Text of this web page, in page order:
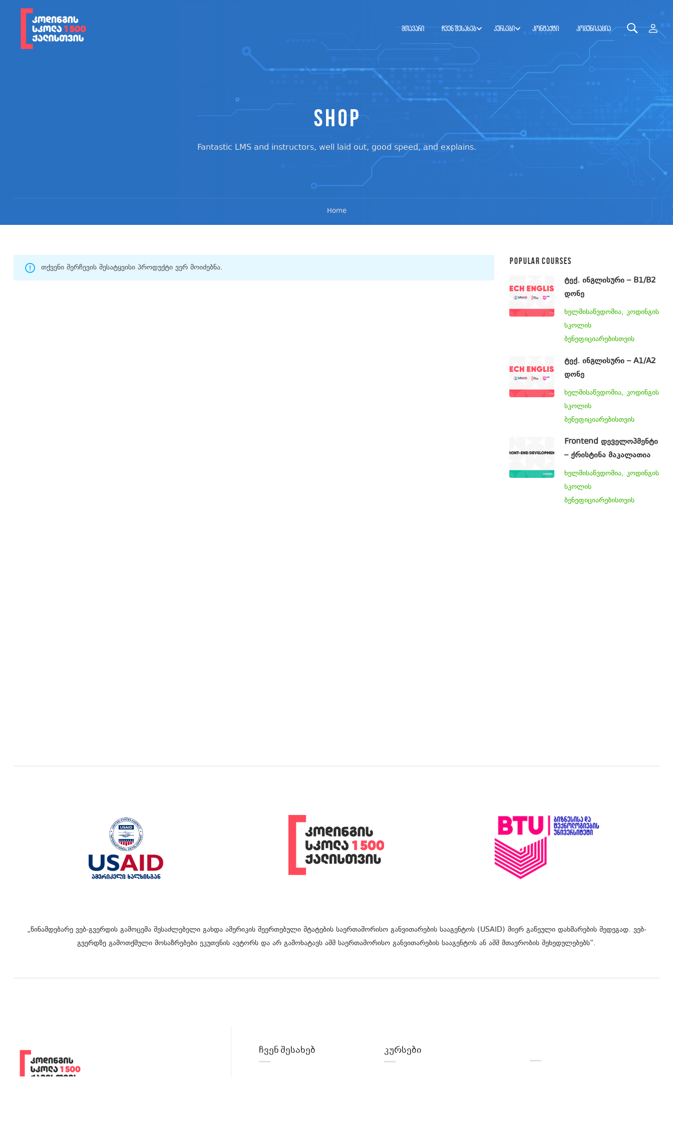
მთავარი ჩვენ შესახებ კურსები კონტაქტი კომუნიკაცია
Shop
Fantastic LMS and instructors, well laid out, good speed, and explains.
Home
თქვენი შერჩევის შესატყვისი პროდუქტი ვერ მოიძებნა.
POPULAR COURSES
ტექ. ინგლისური – B1/B2
დონე
ხელმისაწვდომია, კოდინგის
სკოლის
ბენეფიციარებისთვის
ტექ. ინგლისური – A1/A2
დონე
ხელმისაწვდომია, კოდინგის
სკოლის
ბენეფიციარებისთვის
Frontend დეველოპმენტი
– ქრისტინა მაკალათია
ხელმისაწვდომია, კოდინგის
სკოლის
ბენეფიციარებისთვის
„წინამდებარე ვებ-გვერდის გამოცემა შესაძლებელი გახდა ამერიკის შეერთებული შტატების საერთაშორისო განვითარების სააგენტოს (USAID) მიერ გაწეული დახმარების შედეგად. ვებ-
გვერდზე გამოთქმული მოსაზრებები ეკუთვნის ავტორს და არ გამოხატავს აშშ საერთაშორისო განვითარების სააგენტოს ან აშშ მთავრობის შეხედულებებს“.
ჩვენ შესახებ კურსები